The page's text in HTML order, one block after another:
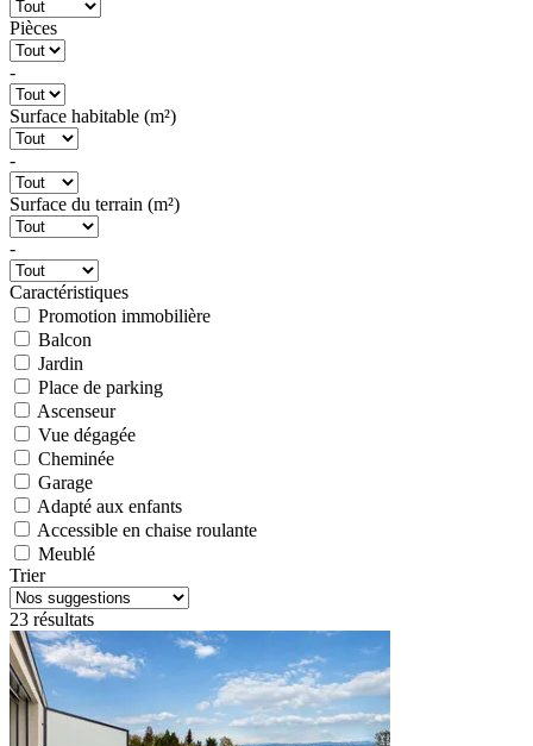
Pièces
-
Surface habitable (m²)
-
Surface du terrain (m²)
-
Caractéristiques
Promotion immobilière
Balcon
Jardin
Place de parking
Ascenseur
Vue dégagée
Cheminée
Garage
Adapté aux enfants
Accessible en chaise roulante
Meublé
Trier
23 résultats